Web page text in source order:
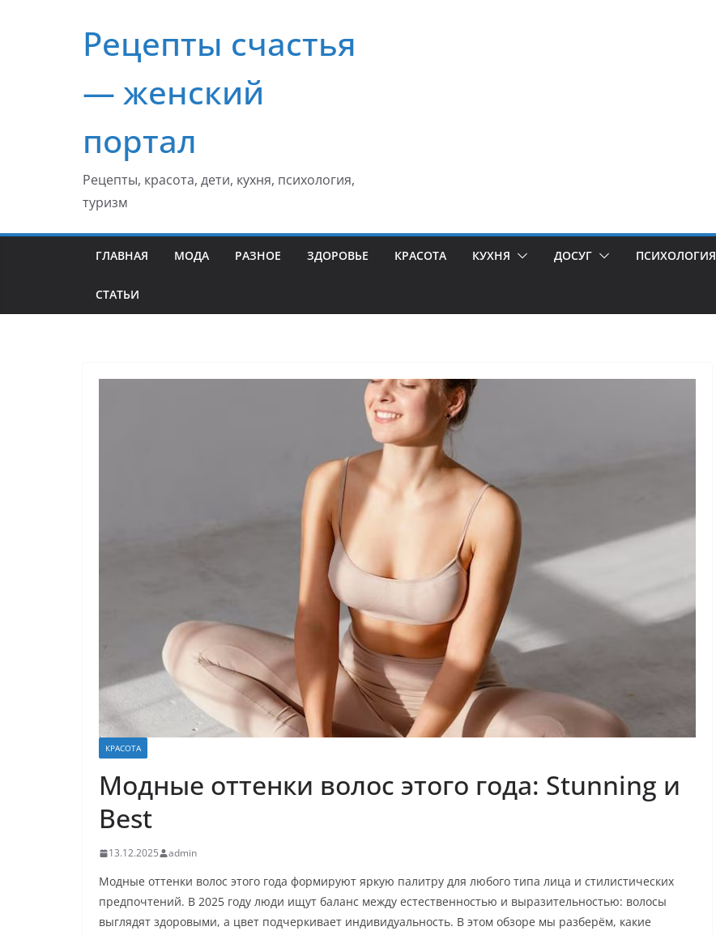
содержимомуРецепты счастья
— женский
портал
Рецепты, красота, дети, кухня, психология,
туризм
ГЛАВНАЯ МОДА РАЗНОЕ ЗДОРОВЬЕ КРАСОТА КУХНЯ ДОСУГ ПСИХОЛОГИЯ
СТАТЬИ
КРАСОТА
Модные оттенки волос этого года: Stunning и
Best
13.12.2025 admin
Модные оттенки волос этого года формируют яркую палитру для любого типа лица и стилистических
предпочтений. В 2025 году люди ищут баланс между естественностью и выразительностью: волосы
выглядят здоровыми, а цвет подчеркивает индивидуальность. В этом обзоре мы разберём, какие